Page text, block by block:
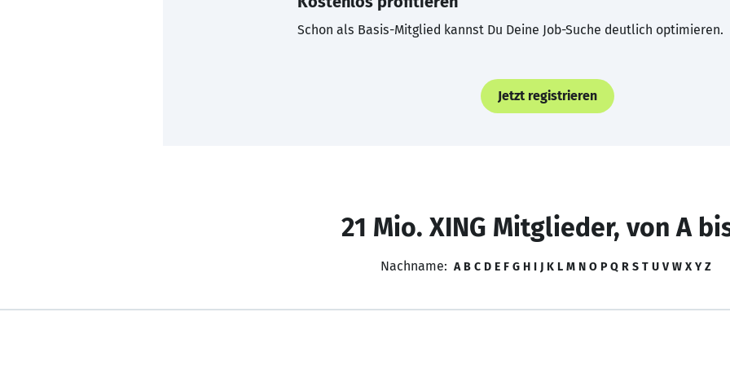
Schon als Basis-Mitglied kannst Du Deine Job-Suche deutlich optimieren.
Jetzt registrieren
21 Mio. XING Mitglieder, von A
Nachname: A B C D E F G H I J K L M N O P Q R S T U V W X Y Z